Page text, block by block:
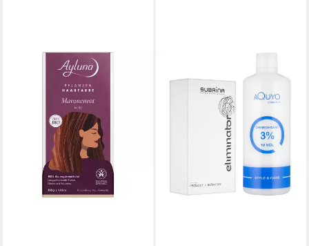
Haarfarbe Maronenrot, 100 g
lieferbar - in 3-4 Werktagen bei dir